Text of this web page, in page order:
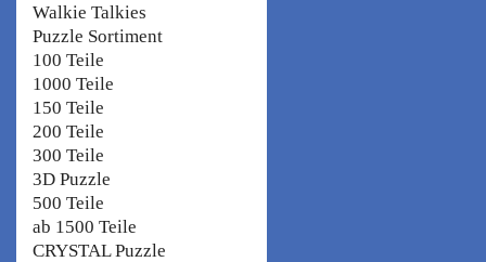
Walkie Talkies
Puzzle Sortiment
100 Teile
1000 Teile
150 Teile
200 Teile
300 Teile
3D Puzzle
500 Teile
ab 1500 Teile
CRYSTAL Puzzle